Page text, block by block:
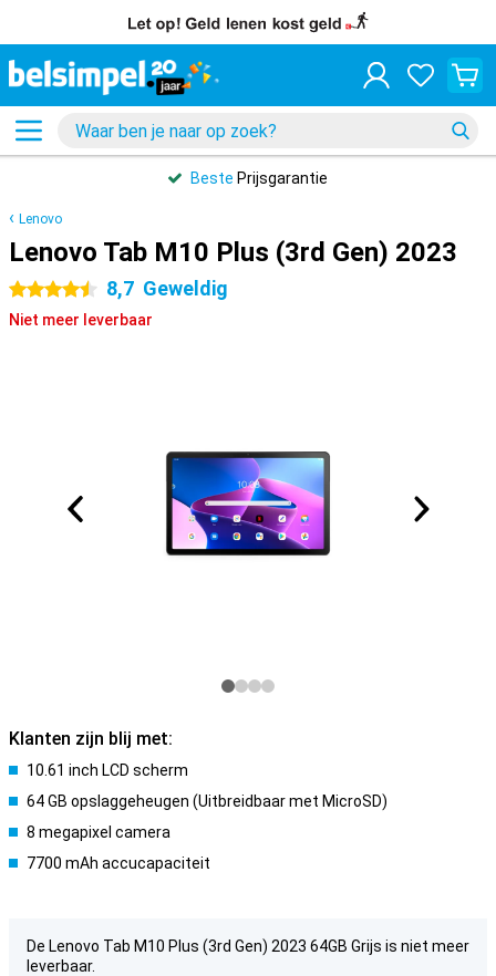
Beste Prijsgarantie
Lenovo
Lenovo Tab M10 Plus (3rd Gen) 2023
4.5 sterren 8,7 Geweldig
Niet meer leverbaar
Klanten zijn blij met:
10.61 inch LCD scherm
64 GB opslaggeheugen (Uitbreidbaar met MicroSD)
8 megapixel camera
7700 mAh accucapaciteit
De Lenovo Tab M10 Plus (3rd Gen) 2023 64GB Grijs is niet meer
leverbaar.